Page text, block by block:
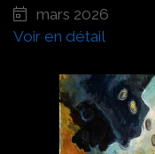
mars 2026
Voir en détail